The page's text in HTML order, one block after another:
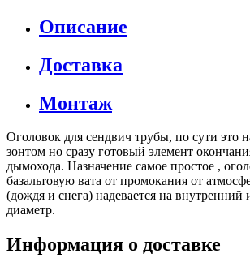
Описание
Доставка
Монтаж
Оголовок для сендвич трубы, по сути это
зонтом но сразу готовый элемент
дымохода. Назначение самое простое ,
базальтовую вата от промокания от
(дождя и снега) надевается на
диаметр.
Информация о доставке